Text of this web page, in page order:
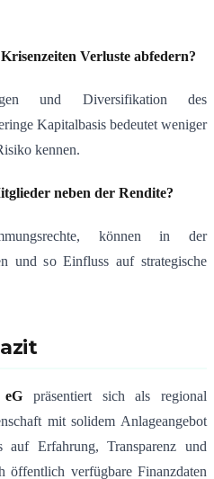
Verluste abfedern?
und Diversifikation des
Kapitalbasis bedeutet weniger
kennen.
neben der Rendite?
können in der
und so Einfluss auf strategische
eG präsentiert sich als regional
mit solidem Anlageangebot
Erfahrung, Transparenz und
öffentlich verfügbare Finanzdaten